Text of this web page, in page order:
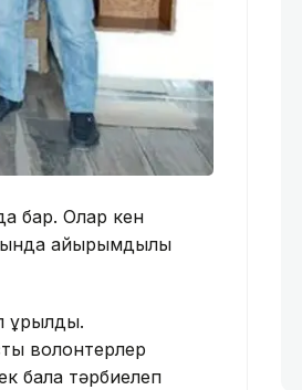
бар. Олар кен
қайырымдылық
құрылды.
волонтерлер
бала тәрбиелеп